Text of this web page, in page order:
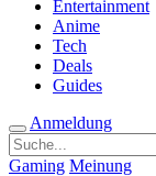
Entertainment
Anime
Tech
Deals
Guides
Anmeldung
Suche
nach:
Gaming Meinung